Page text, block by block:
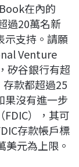
在內的
過20萬名新
示支持。請願
Venture
矽谷銀行有超
款都超過25
果沒有進一步
），其可
存款帳戶標
元為上限。